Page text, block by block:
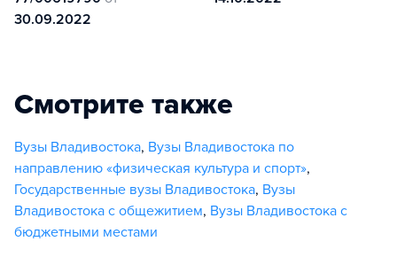
30.09.2022
Смотрите также
Вузы Владивостока, Вузы Владивостока по
направлению «физическая культура и спорт»,
Государственные вузы Владивостока, Вузы
Владивостока с общежитием, Вузы Владивостока с
бюджетными местами